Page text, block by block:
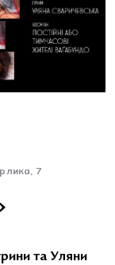
7
та Уляни